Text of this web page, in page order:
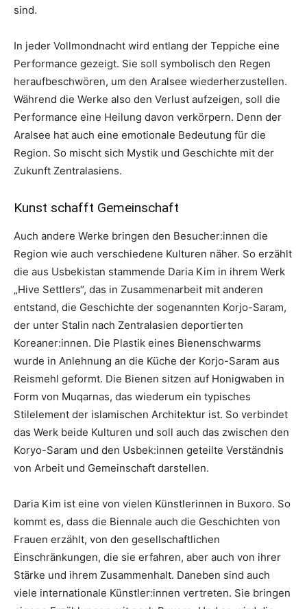
sind.
In jeder Vollmondnacht wird entlang der Teppiche eine
Performance gezeigt. Sie soll symbolisch den Regen
heraufbeschwören, um den Aralsee wiederherzustellen.
Während die Werke also den Verlust aufzeigen, soll die
Performance eine Heilung davon verkörpern. Denn der
Aralsee hat auch eine emotionale Bedeutung für die
Region. So mischt sich Mystik und Geschichte mit der
Zukunft Zentralasiens.
Kunst schafft Gemeinschaft
Auch andere Werke bringen den Besucher:innen die
Region wie auch verschiedene Kulturen näher. So erzählt
die aus Usbekistan stammende Daria Kim in ihrem Werk
„Hive Settlers“, das in Zusammenarbeit mit anderen
entstand, die Geschichte der sogenannten Korjo-Saram,
der unter Stalin nach Zentralasien deportierten
Koreaner:innen. Die Plastik eines Bienenschwarms
wurde in Anlehnung an die Küche der Korjo-Saram aus
Reismehl geformt. Die Bienen sitzen auf Honigwaben in
Form von Muqarnas, das wiederum ein typisches
Stilelement der islamischen Architektur ist. So verbindet
das Werk beide Kulturen und soll auch das zwischen den
Koryo-Saram und den Usbek:innen geteilte Verständnis
von Arbeit und Gemeinschaft darstellen.
Daria Kim ist eine von vielen Künstlerinnen in Buxoro. So
kommt es, dass die Biennale auch die Geschichten von
Frauen erzählt, von den gesellschaftlichen
Einschränkungen, die sie erfahren, aber auch von ihrer
Stärke und ihrem Zusammenhalt. Daneben sind auch
viele internationale Künstler:innen vertreten. Sie bringen